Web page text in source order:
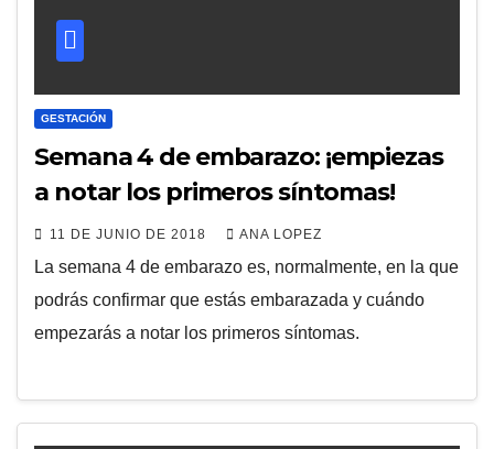
GESTACIÓN
Semana 4 de embarazo: ¡empiezas
a notar los primeros síntomas!
11 DE JUNIO DE 2018 ANA LOPEZ
La semana 4 de embarazo es, normalmente, en la que
podrás confirmar que estás embarazada y cuándo
empezarás a notar los primeros síntomas.